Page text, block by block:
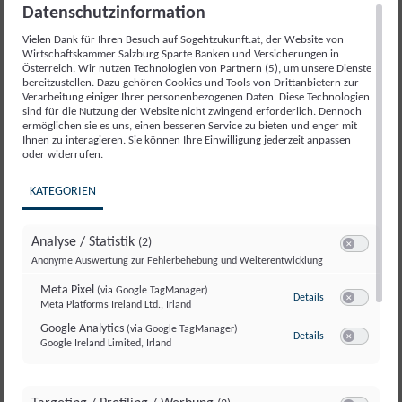
auseinandersetzen.
Auch Automatisierung und Robotik sind heiße
Themen. Die Blockchain-Technologie wiederum
revolutioniert die Art und Weise, wie Transaktionen
durchgeführt und Daten gespeichert werden. Im
Erhöhung der Sicherheit und Transparenz beitragen.
Die Karrierechance für Digital
Natives
Fazit: Mit digitalen Fähigkeiten kannst du nicht nur
den aktuellen Anforderungen gerecht werden,
sondern dich auch auf zukünftige Entwicklungen in
Datenschutzinformation
Vielen Dank für Ihren Besuch auf Sogehtzukunft.at, der Website von
Wirtschaftskammer Salzburg Sparte Banken und Versicherungen in
Österreich. Wir nutzen Technologien von Partnern (5), um unsere Dienste
bereitzustellen. Dazu gehören Cookies und Tools von Drittanbietern zur
Verarbeitung einiger Ihrer personenbezogenen Daten. Diese Technologien
sind für die Nutzung der Website nicht zwingend erforderlich. Dennoch
ermöglichen sie es uns, einen besseren Service zu bieten und enger mit
Ihnen zu interagieren. Sie können Ihre Einwilligung jederzeit anpassen
oder widerrufen.
KATEGORIEN
Analyse / Statistik (2)
Anonyme Auswertung zur Fehlerbehebung und Weiterentwicklung
Meta Pixel (via Google TagManager)
Meta Platforms Ireland Ltd., Irland
Details zu Meta Pixel
Google Analytics (via Google TagManager)
Google Ireland Limited, Irland
Details zu Google